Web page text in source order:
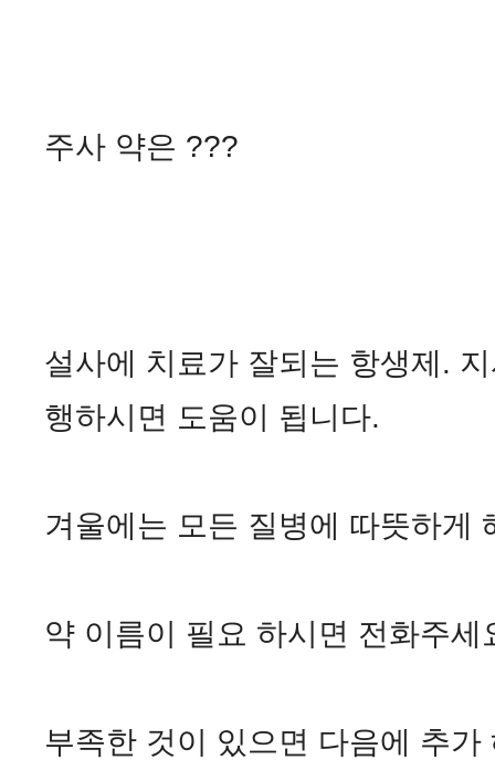
주사 약은 ???
설사에 치료가 잘되는 항생제.
행하시면 도움이 됩니다.
겨울에는 모든 질병에 따뜻하게
약 이름이 필요 하시면 전화주
부족한 것이 있으면 다음에 추가